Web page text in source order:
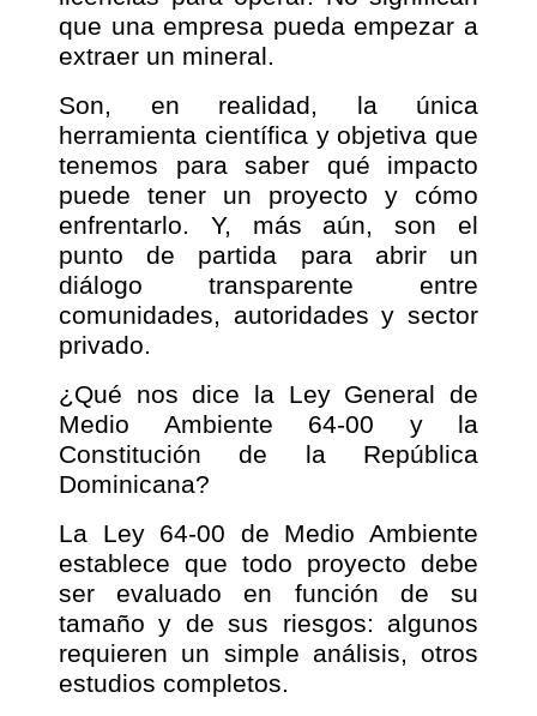
que una empresa pueda empezar a
extraer un mineral.
Son, en realidad, la única
herramienta científica y objetiva que
tenemos para saber qué impacto
puede tener un proyecto y cómo
enfrentarlo. Y, más aún, son el
punto de partida para abrir un
diálogo transparente entre
comunidades, autoridades y sector
privado.
¿Qué nos dice la Ley General de
Medio Ambiente 64-00 y la
Constitución de la República
Dominicana?
La Ley 64-00 de Medio Ambiente
establece que todo proyecto debe
ser evaluado en función de su
tamaño y de sus riesgos: algunos
requieren un simple análisis, otros
estudios completos.